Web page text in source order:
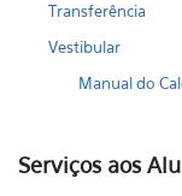
Transferência
Vestibular
Manual do
Serviços aos